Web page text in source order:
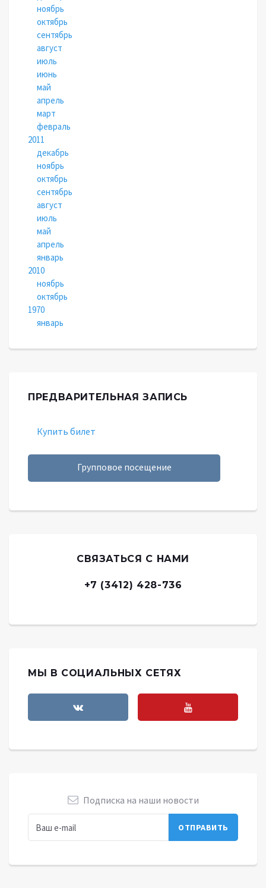
ноябрь
октябрь
сентябрь
август
июль
июнь
май
апрель
март
февраль
2011
декабрь
ноябрь
октябрь
сентябрь
август
июль
май
апрель
январь
2010
ноябрь
октябрь
1970
январь
ПРЕДВАРИТЕЛЬНАЯ ЗАПИСЬ
Купить билет
Групповое посещение
СВЯЗАТЬСЯ С НАМИ
+7 (3412) 428-736
МЫ В СОЦИАЛЬНЫХ СЕТЯХ
Подписка на наши новости